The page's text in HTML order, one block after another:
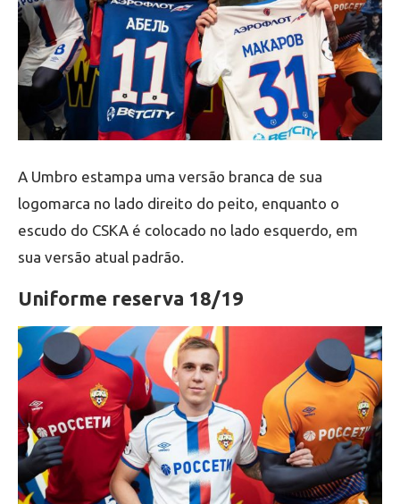
A Umbro estampa uma versão branca de sua
logomarca no lado direito do peito, enquanto o
escudo do CSKA é colocado no lado esquerdo, em
sua versão atual padrão.
Uniforme reserva 18/19